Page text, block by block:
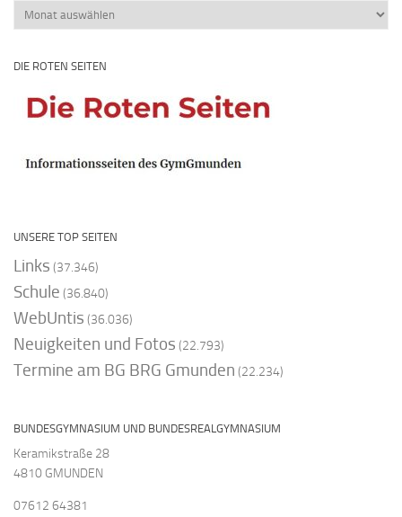
Beitragsarchiv
DIE ROTEN SEITEN
UNSERE TOP SEITEN
Links (37.346)
Schule (36.840)
WebUntis (36.036)
Neuigkeiten und Fotos (22.793)
Termine am BG BRG Gmunden (22.234)
BUNDESGYMNASIUM UND BUNDESREALGYMNASIUM
Keramikstraße 28
4810 GMUNDEN
07612 64381